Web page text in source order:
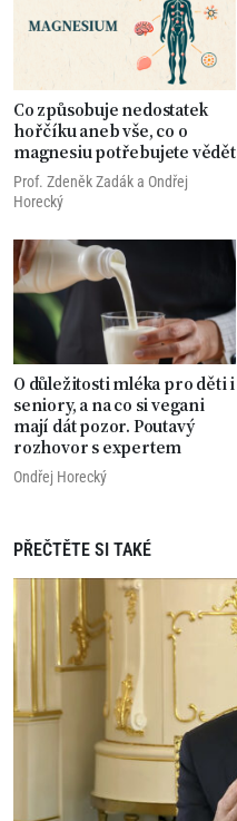
Co způsobuje nedostatek
hořčíku aneb vše, co o
magnesiu potřebujete vědět
Prof. Zdeněk Zadák a Ondřej
Horecký
O důležitosti mléka pro děti i
seniory, a na co si vegani
mají dát pozor. Poutavý
rozhovor s expertem
Ondřej Horecký
PŘEČTĚTE SI TAKÉ